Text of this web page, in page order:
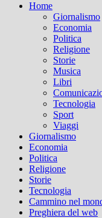
Home
Giornalismo
Economia
Politica
Religione
Storie
Musica
Libri
Tecnologia
Sport
Viaggi
Giornalismo
Economia
Politica
Religione
Storie
Tecnologia
Cammino nel
Preghiera del web